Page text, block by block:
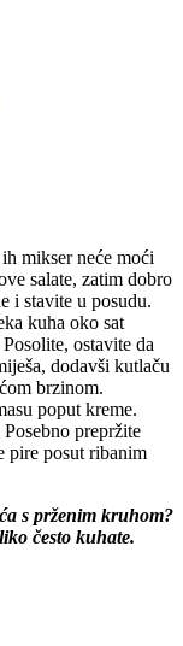
mikser neće moći
salate, zatim dobro
i stavite u posudu.
kuha oko sat
ostavite da
dodavši kutlaču
brzinom.
poput kreme.
prepržite
pire posut ribanim
s prženim kruhom?
često kuhate.